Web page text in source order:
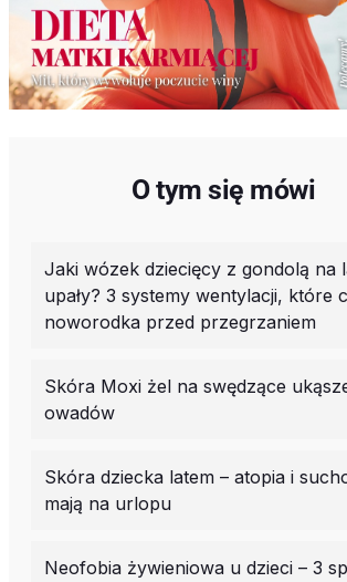
O tym się mówi
Jaki wózek dziecięcy z gondolą na
upały? 3 systemy wentylacji, które
noworodka przed przegrzaniem
Skóra Moxi żel na swędzące
owadów
Skóra dziecka latem – atopia i
mają na urlopu
Neofobia żywieniowa u dzieci – 3